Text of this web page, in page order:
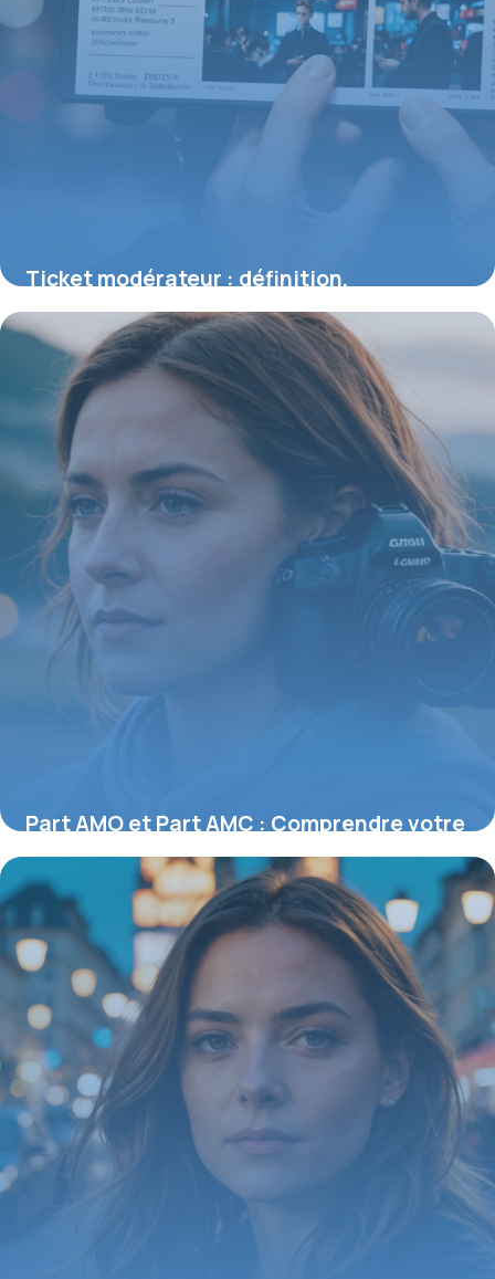
Ticket modérateur : définition,
fonctionnement et impact sur votre
remboursement santé
30 juillet 2026
Part AMO et Part AMC : Comprendre votre
couverture santé en France
27 juillet 2026